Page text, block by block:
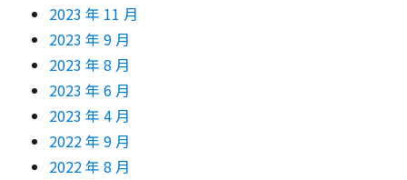
2023 年 11 月
2023 年 9 月
2023 年 8 月
2023 年 6 月
2023 年 4 月
2022 年 9 月
2022 年 8 月